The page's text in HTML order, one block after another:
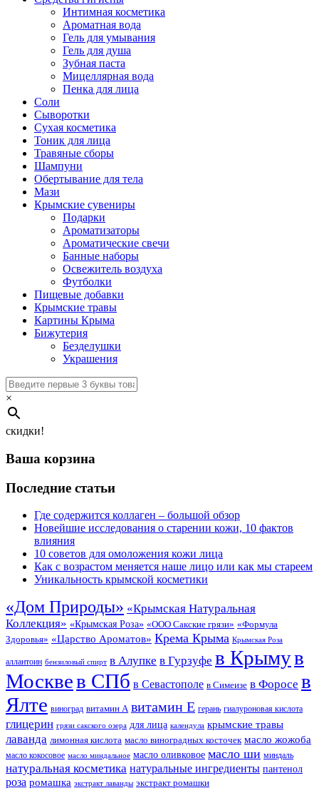
Интимная косметика
Ароматная вода
Гель для умывания
Гель для душа
Зубная паста
Мицеллярная вода
Пенка для лица
Соли
Сыворотки
Сухая косметика
Тоник для лица
Травяные сборы
Шампуни
Обертывание для тела
Мази
Крымские сувениры
Подарки
Ароматизаторы
Ароматические свечи
Банные наборы
Освежитель воздуха
Футболки
Пищевые добавки
Крымские травы
Картины Крыма
Бижутерия
Безделушки
Украшения
×
скидки!
Ваша корзина
Последние статьи
Где содержится коллаген – большой обзор
Новейшие исследования о старении кожи, 10 фактов
влияния
10 советов для омоложения кожи лица
Как с возрастом меняется наше лицо или как мы стареем
Уникальность крымской косметики
«Дом Природы» «Крымская Натуральная
Коллекция» «Крымская Роза» «ООО Сакские грязи» «Формула
Здоровья» «Царство Ароматов» Крема Крыма Крымская Роза
аллантоин бензиловый спирт в Алупке в Гурзуфе в Крымув
Москвев СПб в Севастополе в Симеизе в Форосе в
Ялте виноград витамин А витамин Е герань гиалуроновая кислота
глицерин грязи сакского озера для лица календула крымские травы
лаванда лимонная кислота масло виноградных косточек масло жожоба
масло кокосовое масло миндальное масло оливковое масло ши миндаль
натуральная косметика натуральные ингредиенты пантенол
роза ромашка экстракт лаванды экстракт ромашки